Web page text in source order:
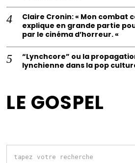
Claire Cronin: « Mon combat
explique en grande partie
par le cinéma d’horreur. «
“Lynchcore” ou la
lynchienne dans la pop
LE GOSPEL